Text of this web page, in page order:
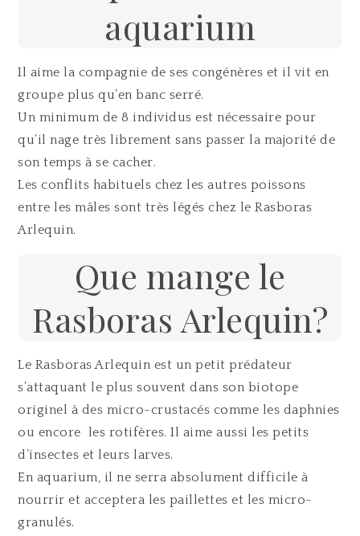
aquarium
Il aime la compagnie de ses congénères et il vit en
groupe plus qu’en banc serré.
Un minimum de 8 individus est nécessaire pour
qu’il nage très librement sans passer la majorité de
son temps à se cacher.
Les conflits habituels chez les autres poissons
entre les mâles sont très légés chez le Rasboras
Arlequin.
Que mange le
Rasboras Arlequin?
Le Rasboras Arlequin est un petit prédateur
s’attaquant le plus souvent dans son biotope
originel à des micro-crustacés comme les daphnies
ou encore les rotifères. Il aime aussi les petits
d’insectes et leurs larves.
En aquarium, il ne serra absolument difficile à
nourrir et acceptera les paillettes et les micro-
granulés.